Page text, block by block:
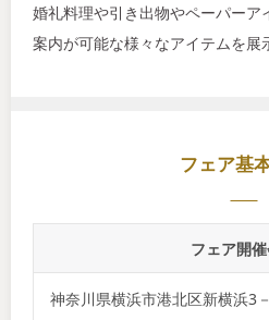
婚礼料理や引き出物やペーパーア
案内が可能な様々なアイテムを展
フェア基
フェア開
神奈川県横浜市港北区新横浜3